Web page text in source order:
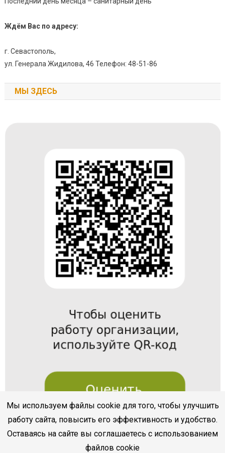
Ждём Вас по адресу:
г. Севастополь,
ул. Генерала Жидилова, 46 Телефон: 48-51-86
МЫ ЗДЕСЬ
Мы используем файлы cookie для того, чтобы улучшить
работу сайта, повысить его эффективность и удобство.
Оставаясь на сайте вы соглашаетесь с использованием
файлов cookie